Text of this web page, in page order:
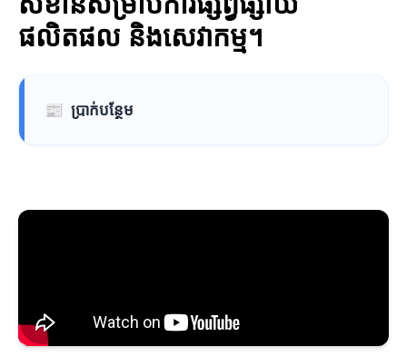
ផលិតផល និងសេវាកម្ម។
📰 ប្រាក់បន្ថែម